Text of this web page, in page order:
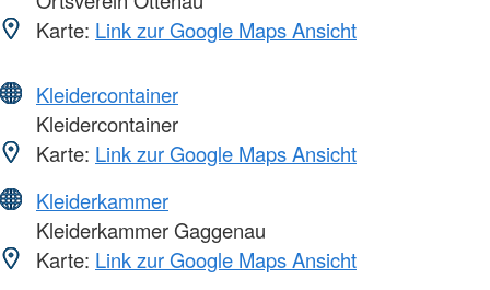
Karte: Link zur Google Maps Ansicht
Kleidercontainer
Kleidercontainer
Karte: Link zur Google Maps Ansicht
Kleiderkammer
Kleiderkammer Gaggenau
Karte: Link zur Google Maps Ansicht